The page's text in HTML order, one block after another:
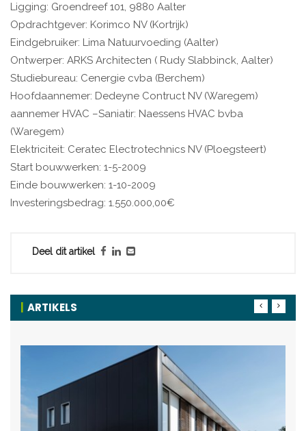
Ligging: Groendreef 101, 9880 Aalter
Opdrachtgever: Korimco NV (Kortrijk)
Eindgebruiker: Lima Natuurvoeding (Aalter)
Ontwerper: ARKS Architecten ( Rudy Slabbinck, Aalter)
Studiebureau: Cenergie cvba (Berchem)
Hoofdaannemer: Dedeyne Contruct NV (Waregem)
aannemer HVAC –Saniatir: Naessens HVAC bvba
(Waregem)
Elektriciteit: Ceratec Electrotechnics NV (Ploegsteert)
Start bouwwerken: 1-5-2009
Einde bouwwerken: 1-10-2009
Investeringsbedrag: 1.550.000,00€
Deel dit artikel
ARTIKELS